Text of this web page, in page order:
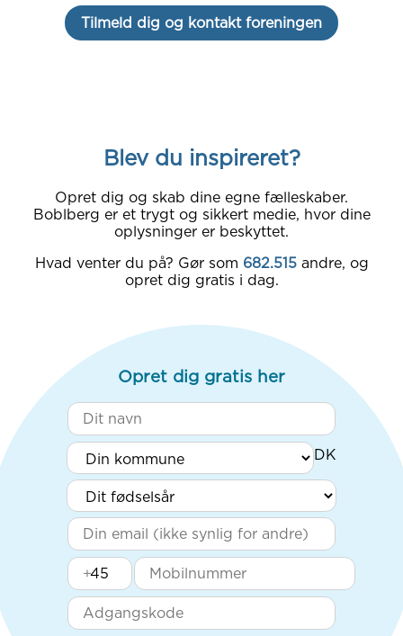
Tilmeld dig og kontakt foreningen
Blev du inspireret?
Opret dig og skab dine egne fælleskaber.
Boblberg er et trygt og sikkert medie, hvor dine
oplysninger er beskyttet.
Hvad venter du på? Gør som 682.515 andre, og
opret dig gratis i dag.
Opret dig gratis her
+